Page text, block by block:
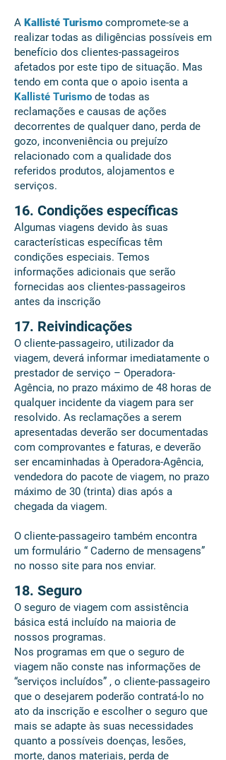
A Kallisté Turismo compromete-se a
realizar todas as diligências possíveis em
benefício dos clientes-passageiros
afetados por este tipo de situação. Mas
tendo em conta que o apoio isenta a
Kallisté Turismo de todas as
reclamações e causas de ações
decorrentes de qualquer dano, perda de
gozo, inconveniência ou prejuízo
relacionado com a qualidade dos
referidos produtos, alojamentos e
serviços.
16. Condições específicas
Algumas viagens devido às suas
características específicas têm
condições especiais. Temos
informações adicionais que serão
fornecidas aos clientes-passageiros
antes da inscrição
17. Reivindicações
O cliente-passageiro, utilizador da
viagem, deverá informar imediatamente o
prestador de serviço – Operadora-
Agência, no prazo máximo de 48 horas de
qualquer incidente da viagem para ser
resolvido. As reclamações a serem
apresentadas deverão ser documentadas
com comprovantes e faturas, e deverão
ser encaminhadas à Operadora-Agência,
vendedora do pacote de viagem, no prazo
máximo de 30 (trinta) dias após a
chegada da viagem.
O cliente-passageiro também encontra
um formulário “ Caderno de mensagens”
no nosso site para nos enviar.
18. Seguro
O seguro de viagem com assistência
básica está incluído na maioria de
nossos programas.
Nos programas em que o seguro de
viagem não conste nas informações de
“serviços incluídos” , o cliente-passageiro
que o desejarem poderão contratá-lo no
ato da inscrição e escolher o seguro que
mais se adapte às suas necessidades
quanto a possíveis doenças, lesões,
morte, danos materiais, perda de